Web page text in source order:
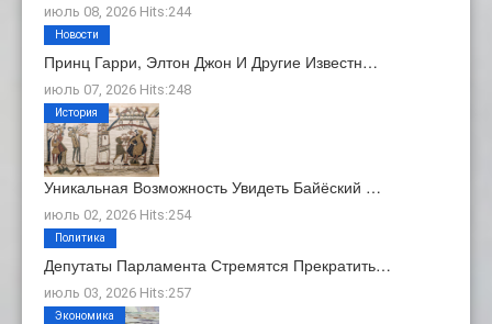
июль 08, 2026 Hits:244
Принц Гарри, Элтон Джон И Другие Известн…
июль 07, 2026 Hits:248
Новости
Уникальная Возможность Увидеть Байёский …
июль 02, 2026 Hits:254
История
Депутаты Парламента Стремятся Прекратить…
июль 03, 2026 Hits:257
Политика
Экономика